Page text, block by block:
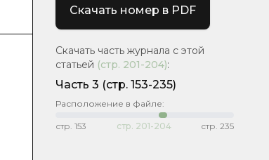
Скачать номер в PDF
Скачать часть журнала с этой
статьей (стр. 201-204):
Часть 3 (стр. 153-235)
Расположение в файле:
стр. 153 стр. 201-204 стр. 235